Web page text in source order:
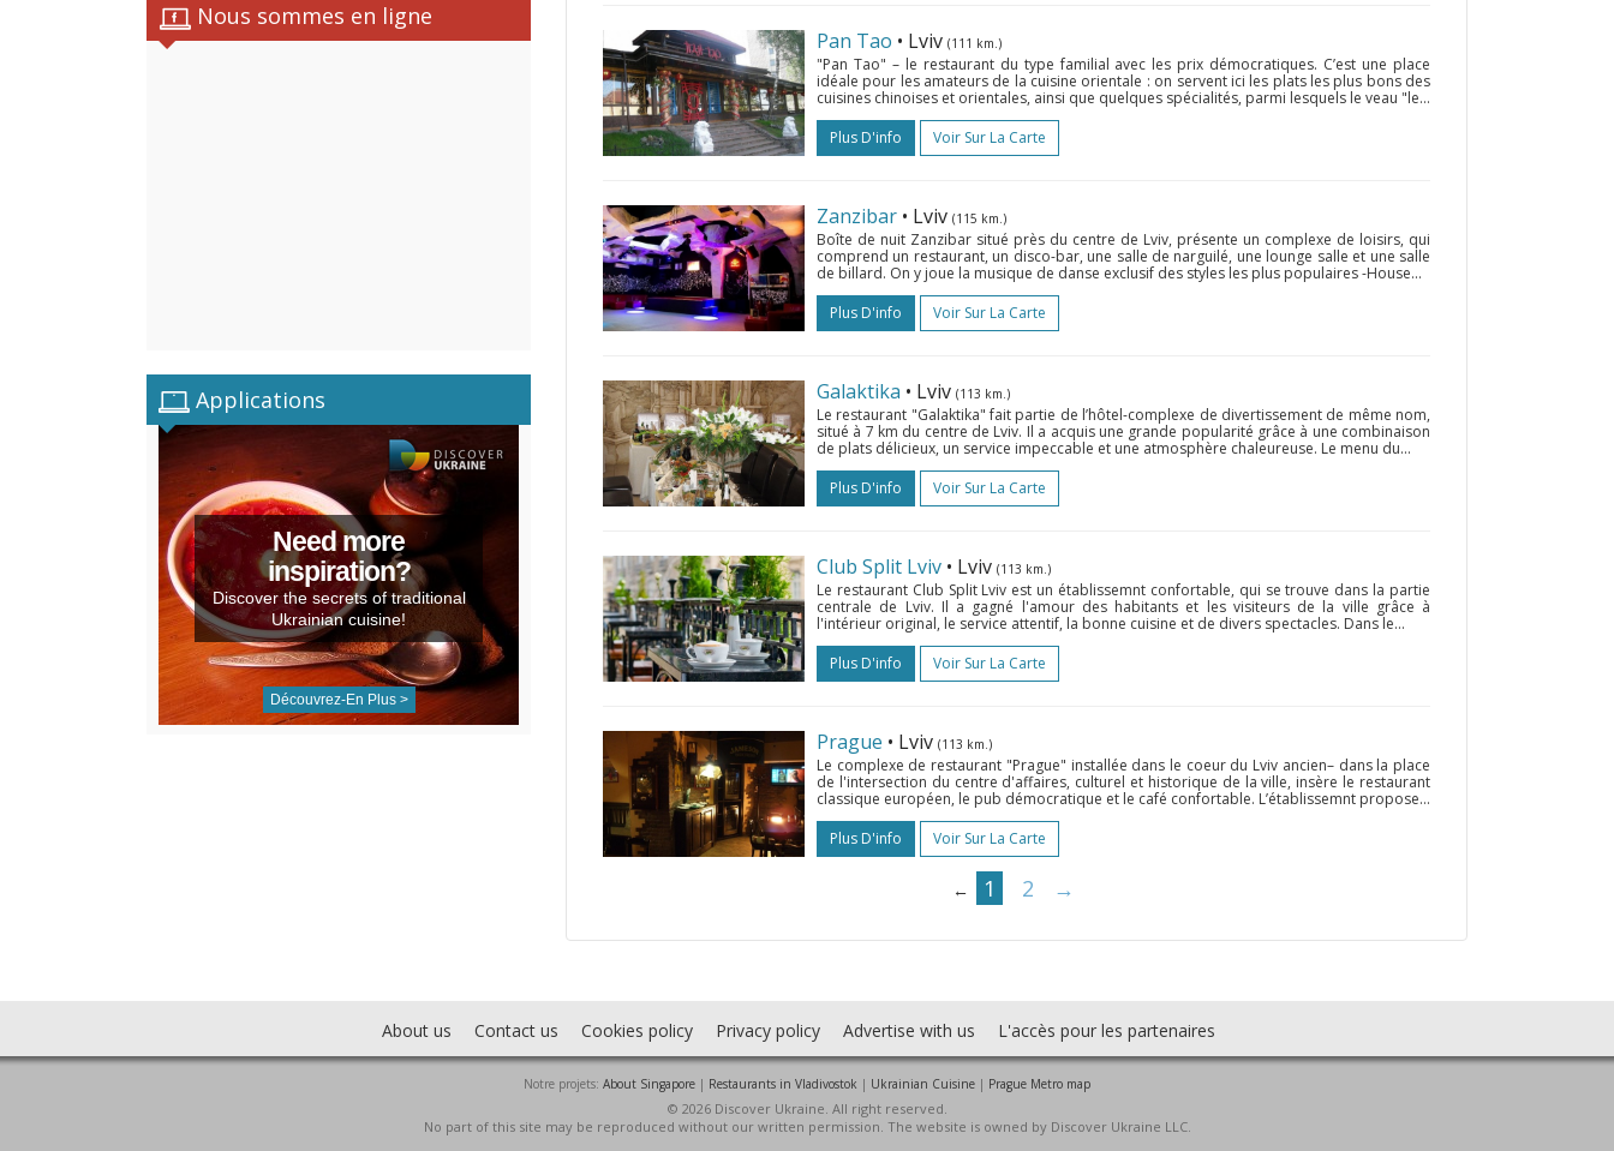
Nous sommes en ligne
Applications
Need more
inspiration?
Discover the secrets of traditional
Ukrainian cuisine!
Découvrez-En Plus >
Pan Tao • Lviv (111 km.)
"Pan Tao" – le restaurant du type familial avec les prix démocratiques. C’est une place
idéale pour les amateurs de la cuisine orientale : on servent ici les plats les plus bons des
cuisines chinoises et orientales, ainsi que quelques spécialités, parmi lesquels le veau "le...
Plus D'info
Voir Sur La Carte
Zanzibar • Lviv (115 km.)
Boîte de nuit Zanzibar situé près du centre de Lviv, présente un complexe de loisirs, qui
comprend un restaurant, un disco-bar, une salle de narguilé, une lounge salle et une salle
de billard. On y joue la musique de danse exclusif des styles les plus populaires -House...
Plus D'info
Voir Sur La Carte
Galaktika • Lviv (113 km.)
Le restaurant "Galaktika" fait partie de l’hôtel-complexe de divertissement de même nom,
situé à 7 km du centre de Lviv. Il a acquis une grande popularité grâce à une combinaison
de plats délicieux, un service impeccable et une atmosphère chaleureuse. Le menu du...
Plus D'info
Voir Sur La Carte
Club Split Lviv • Lviv (113 km.)
Le restaurant Club Split Lviv est un établissemnt confortable, qui se trouve dans la partie
centrale de Lviv. Il a gagné l'amour des habitants et les visiteurs de la ville grâce à
l'intérieur original, le service attentif, la bonne cuisine et de divers spectacles. Dans le...
Plus D'info
Voir Sur La Carte
Prague • Lviv (113 km.)
Le complexe de restaurant "Prague" installée dans le coeur du Lviv ancien– dans la place
de l'intersection du centre d'affaires, culturel et historique de la ville, insère le restaurant
classique européen, le pub démocratique et le café confortable. L’établissemnt propose...
Plus D'info
Voir Sur La Carte
← 1 2 →
About us Contact us Cookies policy Privacy policy Advertise with us L'accès pour les partenaires
Notre projets: About Singapore | Restaurants in Vladivostok | Ukrainian Cuisine | Prague Metro map
© 2026 Discover Ukraine. All right reserved.
No part of this site may be reproduced without our written permission. The website is owned by Discover Ukraine LLC.